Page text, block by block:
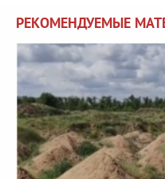
РЕКОМЕНДУЕМЫЕ